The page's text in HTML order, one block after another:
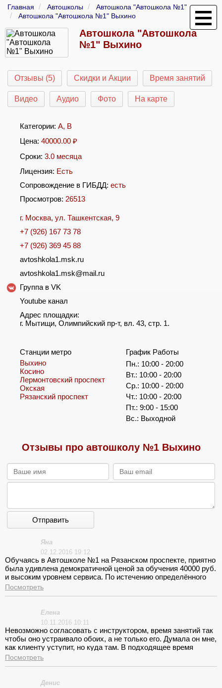
Главная Автошколы
Автошкола "Автошкола №1"
Автошкола "Автошкола №1" Выхино
Автошкола "Автошкола
№1" Выхино
Отзывы (5) Скидки и Акции Время занятий
Видео Аудио Фото На карте
Категории: A, B
Цена: 40000.00 ₽
Сроки: 3.0 месяца
Лицензия: Есть
Сопровождение в ГИБДД: есть
Просмотров: 26513
г. Москва, ул. Ташкентская, 9
+7 (926) 167 73 78
+7 (926) 369 45 88
avtoshkola1.msk.ru
avtoshkola1.msk@mail.ru
Группа в VK
Youtube канал
Адрес площадки:
г. Мытищи, Олимпийский пр-т, вл. 43, стр. 1.
Станции метро
Выхино
Косино
Лермонтовский проспект
Окская
Рязанский проспект
График Работы
Пн.: 10:00 - 20:00
Вт.: 10:00 - 20:00
Ср.: 10:00 - 20:00
Чт.: 10:00 - 20:00
Пт.: 9:00 - 15:00
Вс.: Выходной
Отзывы про автошколу №1 Выхино
Отправить
Яна
02.12.2016 19:12
Обучаясь в Автошколе №1 на Рязанском проспекте, приятно
была удивлена демократичной ценой за обучения 40000 руб.
и высоким уровнем сервиса. По истечению определённого
периода езды на автомобиле, осознала значимость стараний
моего любимого инструктора, в подготовке меня к
Посмотреть
Елена
10.11.2016 10:11
Невозможно согласовать с инструктором, время занятий так
чтобы оно устраивало обоих, а не только его. Думала он мне,
как клиенту уступит, но куда там. В подходящее время
проходили только занятия по ПДД. Спасибо, за
познавательные лекции.
Посмотреть
Денис